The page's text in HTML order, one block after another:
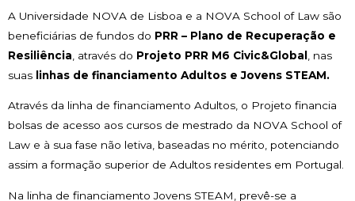
A Universidade NOVA de Lisboa e a NOVA School of Law são
beneficiárias de fundos do PRR – Plano de Recuperação e
Resiliência , através do Projeto PRR M6 Civic&Global
, nas
suas linhas de financiamento Adultos e Jovens STEAM.
Através da linha de financiamento Adultos, o Projeto financia
bolsas de acesso aos cursos de mestrado da NOVA School of
Law e à sua fase não letiva, baseadas no mérito, potenciando
assim a formação superior de Adultos residentes em Portugal.
Na linha de financiamento Jovens STEAM, prevê-se a